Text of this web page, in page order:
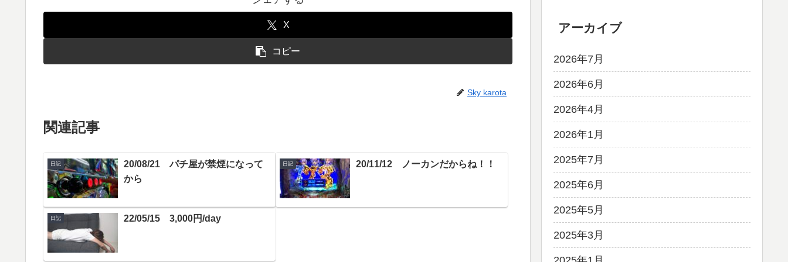
X
コピー
Sky karota
関連記事
日記
20/08/21 パチ屋が禁煙になって
から
日記 20/11/12 ノーカンだからね！！
日記 22/05/15 3,000円/day
アーカイブ
2026年7月
2026年6月
2026年4月
2026年1月
2025年7月
2025年6月
2025年5月
2025年3月